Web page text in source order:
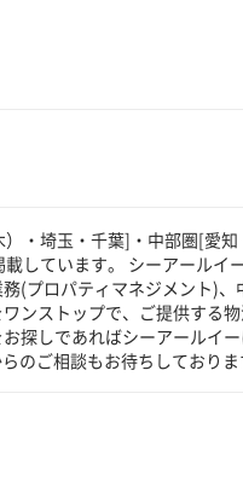
・埼玉・千葉]・中部圏[愛
しています。 シーアールイ
(プロパティマネジメント)、
ンストップで、ご提供する
探しであればシーアールイー
のご相談もお待ちしておりま